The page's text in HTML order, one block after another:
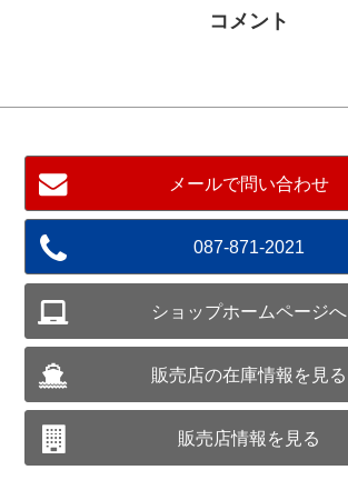
コメント
メールで問い合わせ
087-871-2021
ショップホームページへ
販売店の在庫情報を見る
販売店情報を見る